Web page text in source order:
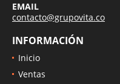
EMAIL
contacto@grupovita.co
INFORMACIÓN
Inicio
Ventas